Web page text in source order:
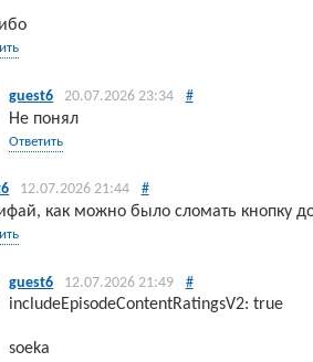
guest6 20.07.2026 23:34 #
Не понял
Ответить
12.07.2026 21:44 #
как можно было сломать кнопку
guest6 12.07.2026 21:49 #
includeEpisodeContentRatingsV2: true
soeka